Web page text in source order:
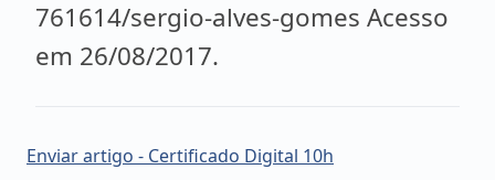
761614/sergio-alves-gomes Acesso
em 26/08/2017.
Enviar artigo - Certificado Digital 10h